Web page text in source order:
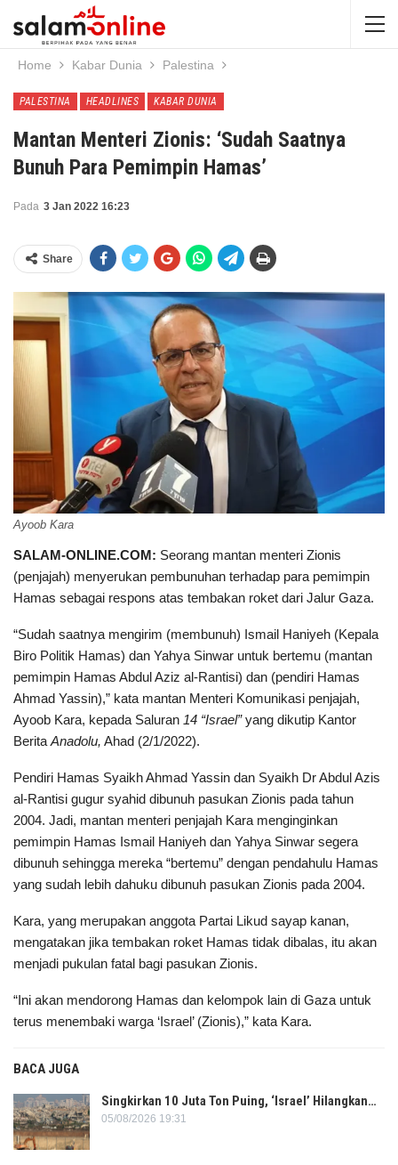
Home Kabar Dunia Palestina
PALESTINA HEADLINES KABAR DUNIA
Mantan Menteri Zionis: ‘Sudah Saatnya
Bunuh Para Pemimpin Hamas’
Pada 3 Jan 2022 16:23
Share
Ayoob Kara
SALAM-ONLINE.COM: Seorang mantan menteri Zionis
(penjajah) menyerukan pembunuhan terhadap para pemimpin
Hamas sebagai respons atas tembakan roket dari Jalur Gaza.
“Sudah saatnya mengirim (membunuh) Ismail Haniyeh (Kepala
Biro Politik Hamas) dan Yahya Sinwar untuk bertemu (mantan
pemimpin Hamas Abdul Aziz al-Rantisi) dan (pendiri Hamas
Ahmad Yassin),” kata mantan Menteri Komunikasi penjajah,
Ayoob Kara, kepada Saluran 14 “Israel”yang dikutip Kantor
Berita Anadolu, Ahad (2/1/2022).
Pendiri Hamas Syaikh Ahmad Yassin dan Syaikh Dr Abdul Azis
al-Rantisi gugur syahid dibunuh pasukan Zionis pada tahun
2004. Jadi, mantan menteri penjajah Kara menginginkan
pemimpin Hamas Ismail Haniyeh dan Yahya Sinwar segera
dibunuh sehingga mereka “bertemu” dengan pendahulu Hamas
yang sudah lebih dahuku dibunuh pasukan Zionis pada 2004.
Kara, yang merupakan anggota Partai Likud sayap kanan,
mengatakan jika tembakan roket Hamas tidak dibalas, itu akan
menjadi pukulan fatal bagi pasukan Zionis.
“Ini akan mendorong Hamas dan kelompok lain di Gaza untuk
terus menembaki warga ‘Israel’ (Zionis),” kata Kara.
BACA JUGA
Singkirkan 10 Juta Ton Puing, ‘Israel’ Hilangkan…
05/08/2026 19:31